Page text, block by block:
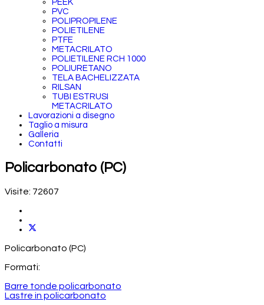
PEEK
PVC
POLIPROPILENE
POLIETILENE
PTFE
METACRILATO
POLIETILENE RCH 1000
POLIURETANO
TELA BACHELIZZATA
RILSAN
TUBI ESTRUSI
METACRILATO
Lavorazioni a disegno
Taglio a misura
Galleria
Contatti
Policarbonato (PC)
Visite: 72607
Policarbonato (PC)
Formati:
Barre tonde policarbonato
Lastre in policarbonato